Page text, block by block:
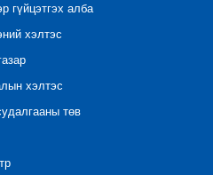
гүйцэтгэх алба
хэлтэс
хэлтэс
төв